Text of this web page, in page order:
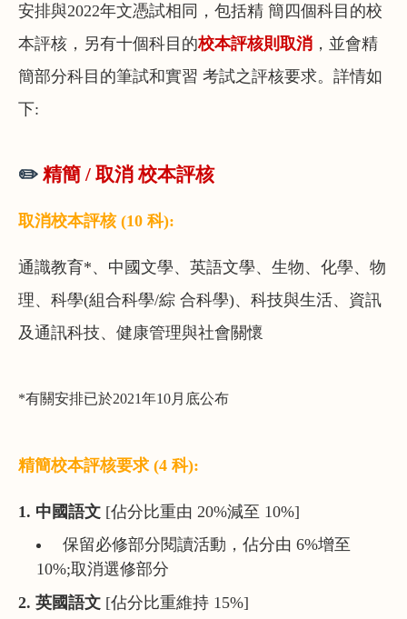
安排與2022年文憑試相同，包括精 簡四個科目的校
本評核，另有十個科目的校本評核則取消 ，並會精
簡部分科目的筆試和實習 考試之評核要求。詳情如
下:
✏️ 精簡 / 取消 校本評核
取消校本評核 (10 科):
通識教育*、中國文學、英語文學、生物、化學、物
理、科學(組合科學/綜 合科學)、科技與生活、資訊
及通訊科技、健康管理與社會關懷
*有關安排已於2021年10月底公布
精簡校本評核要求 (4 科):
1. 中國語文 [佔分比重由 20%減至 10%]
保留必修部分閱讀活動，佔分由 6%增至
10%;取消選修部分
2. 英國語文 [佔分比重維持 15%]